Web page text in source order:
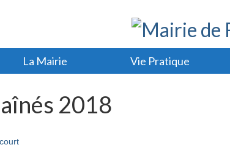
La Mairie Vie Pratique
2018